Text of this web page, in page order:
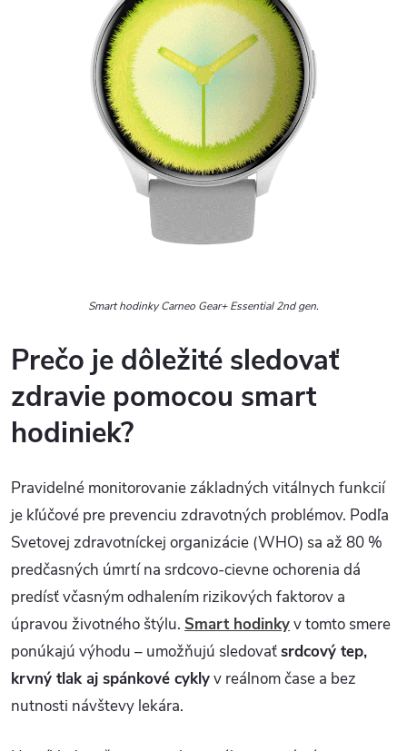
Smart hodinky Carneo Gear+ Essential 2nd gen.
Prečo je dôležité sledovať
zdravie pomocou smart
hodiniek?
Pravidelné monitorovanie základných vitálnych funkcií
je kľúčové pre prevenciu zdravotných problémov. Podľa
Svetovej zdravotníckej organizácie (WHO) sa až 80 %
predčasných úmrtí na srdcovo-cievne ochorenia dá
predísť včasným odhalením rizikových faktorov a
úpravou životného štýlu. Smart hodinkyv tomto smere
ponúkajú výhodu – umožňujú sledovaťsrdcový tep,
krvný tlak aj spánkové cyklyv reálnom čase a bez
nutnosti návštevy lekára.